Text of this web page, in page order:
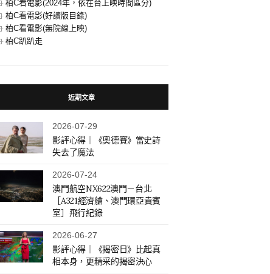
柏C看電影(2024年，依在台上映時間區分)
柏C看電影(好讀版目錄)
柏C看電影(無院線上映)
柏C趴趴走
近期文章
2026-07-29
影評心得｜《奧德賽》當史詩
失去了魔法
2026-07-24
澳門航空NX622澳門－台北
［A321經濟艙、澳門環亞貴賓
室］飛行紀錄
2026-06-27
影評心得｜《揭密日》比起真
相本身，更精采的揭密決心